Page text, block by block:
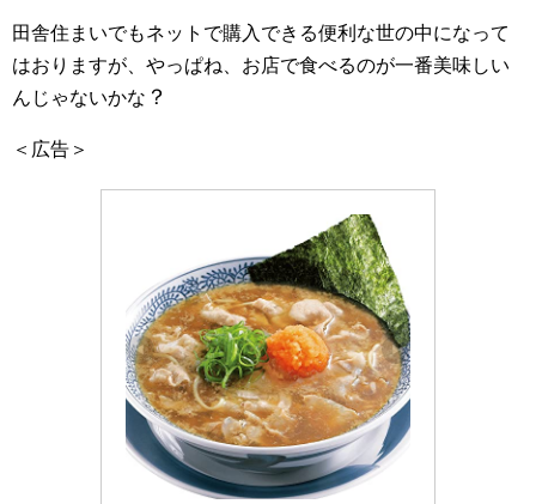
田舎住まいでもネットで購入できる便利な世の中になって
はおりますが、やっぱね、お店で食べるのが一番美味しい
んじゃないかな ？
＜広告＞